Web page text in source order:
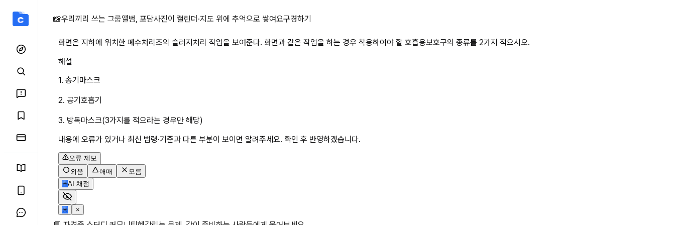
화면은 지하에 위치한 폐수처리조의 슬러지처리 작업을 보여준다. 화면과 같은 작업을 하 상세 페이지
📸우리끼리 쓰는 그룹앨범, 포담사진이 캘린더·지도 위에 추억으로 쌓여요구경하기
화면은 지하에 위치한 폐수처리조의 슬러지처리 작업을 보여준다. 화면과 같은 작업을 하는 경우 착용하여야 할 호흡용보호구의 종류를 2가지 적으시오.
해설
1. 송기마스크
2. 공기호흡기
3. 방독마스크(3가지를 적으라는 경우만 해당)
내용에 오류가 있거나 최신 법령·기준과 다른 부분이 보이면 알려주세요. 확인 후 반영하겠습니다.
오류 제보
외움
애매
모름
✳AI 채점
✳ ×